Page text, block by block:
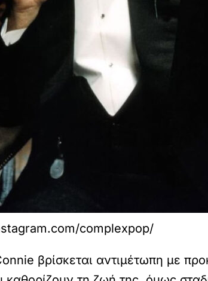
complexpop/
βρίσκεται αντιμέτωπη με